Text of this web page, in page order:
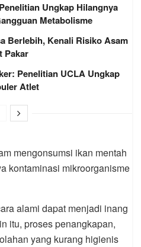
Ungkap Hilangnya
Metabolisme
Berlebih, Kenali Risiko Asam
Pakar
Penelitian UCLA Ungkap
Atlet
mengonsumsi ikan mentah
kontaminasi mikroorganisme
alami dapat menjadi inang
itu, proses penangkapan,
yang kurang higienis